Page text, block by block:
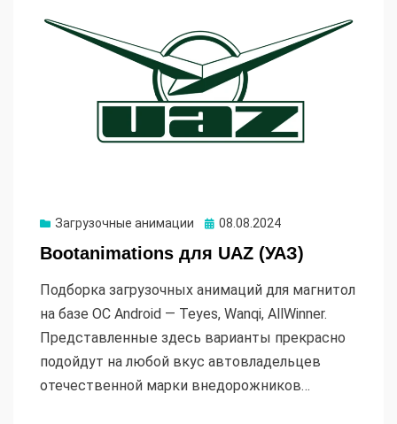
Загрузочные анимации Опубликовано
08.08.2024
Bootanimations для UAZ (УАЗ)
Подборка загрузочных анимаций для магнитол
на базе ОС Android — Teyes, Wanqi, AllWinner.
Представленные здесь варианты прекрасно
подойдут на любой вкус автовладельцев
отечественной марки внедорожников…